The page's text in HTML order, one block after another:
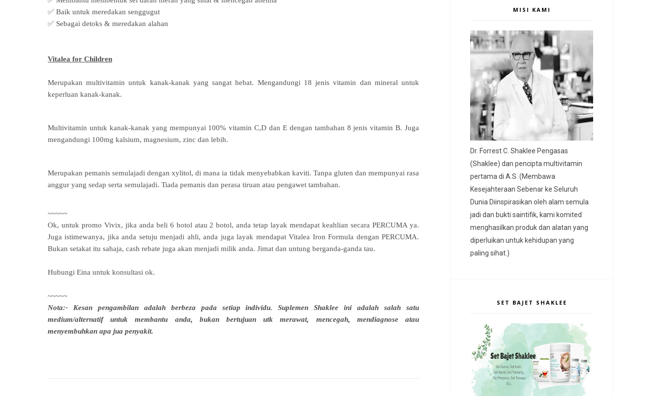
✅ Baik untuk meredakan senggugut
✅ Sebagai detoks & meredakan alahan
Vitalea for Children
Merupakan multivitamin untuk kanak-kanak yang sangat hebat. Mengandungi 18 jenis vitamin dan mineral untuk
keperluan kanak-kanak.
Multivitamin untuk kanak-kanak yang mempunyai 100% vitamin C,D dan E dengan tambahan 8 jenis vitamin B. Juga
mengandungi 100mg kalsium, magnesium, zinc dan lebih.
Merupakan pemanis semulajadi dengan xylitol, di mana ia tidak menyebabkan kaviti. Tanpa gluten dan mempunyai rasa
anggur yang sedap serta semulajadi. Tiada pemanis dan perasa tiruan atau pengawet tambahan.
~~~~~
Ok, untuk promo Vivix, jika anda beli 6 botol atau 2 botol, anda tetap layak mendapat keahlian secara PERCUMA ya.
Juga istimewanya, jika anda setuju menjadi ahli, anda juga layak mendapat Vitalea Iron Formula dengan PERCUMA.
Bukan setakat itu sahaja, cash rebate juga akan menjadi milik anda. Jimat dan untung berganda-ganda tau.
Hubungi Eina untuk konsultasi ok.
~~~~~
Nota:-
Kesan pengambilan adalah berbeza pada setiap individu. Suplemen Shaklee ini adalah salah satu
medium/alternatif untuk membantu anda, bukan bertujuan utk merawat, mencegah, mendiagnose atau
menyembuhkan apa jua penyakit.
MISI KAMI
Dr. Forrest C. Shaklee Pengasas
(Shaklee) dan pencipta multivitamin
pertama di A.S. (Membawa
Kesejahteraan Sebenar ke Seluruh
Dunia Diinspirasikan oleh alam semula
jadi dan bukti saintifik, kami komited
menghasilkan produk dan alatan yang
diperluikan untuk kehidupan yang
paling sihat.)
SET BAJET SHAKLEE